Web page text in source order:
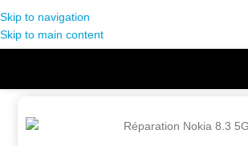
Skip to navigation
Skip to main content